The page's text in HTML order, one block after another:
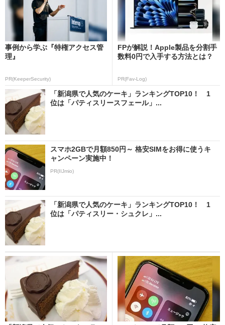
事例から学ぶ『特権アクセス管
理』
PR(KeeperSecurity)
FPが解説！Apple製品を分割手
数料0円で入手する方法とは？
PR(Fav-Log)
「新潟県で人気のケーキ」ランキングTOP10！ 1
位は「パティスリースフェール」...
スマホ2GBで月額850円～ 格安SIMをお得に使うキ
ャンペーン実施中！
PR(IIJmio)
「新潟県で人気のケーキ」ランキングTOP10！ 1
位は「パティスリー・シュクレ」...